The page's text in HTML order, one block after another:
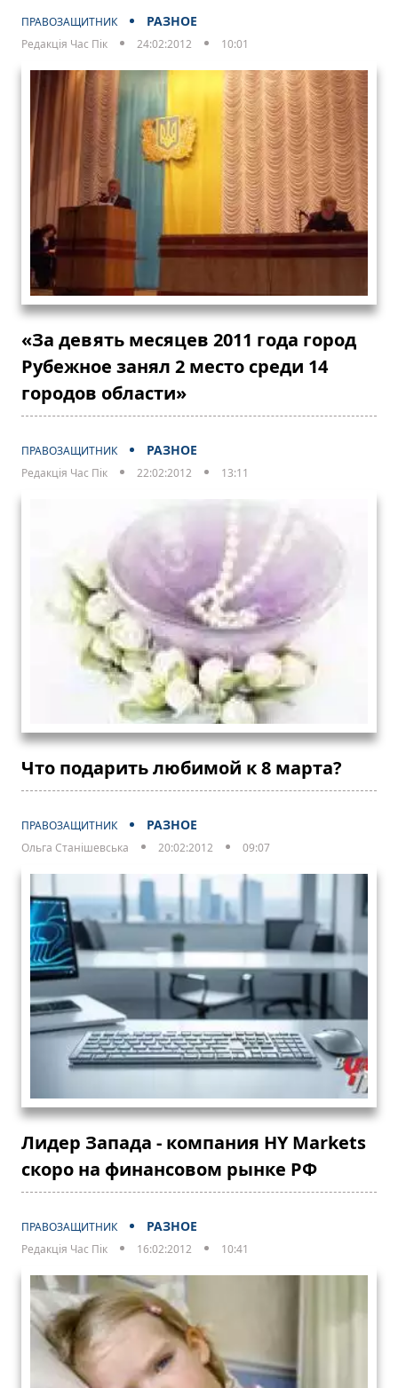
ПРАВОЗАЩИТНИК РАЗНОЕ
Редакція Час Пік 24:02:2012 10:01
«За девять месяцев 2011 года город
Рубежное занял 2 место среди 14
городов области»
ПРАВОЗАЩИТНИК РАЗНОЕ
Редакція Час Пік 22:02:2012 13:11
Что подарить любимой к 8 марта?
ПРАВОЗАЩИТНИК РАЗНОЕ
Ольга Станішевська 20:02:2012 09:07
Лидер Запада - компания HY Markets
скоро на финансовом рынке РФ
ПРАВОЗАЩИТНИК РАЗНОЕ
Редакція Час Пік 16:02:2012 10:41